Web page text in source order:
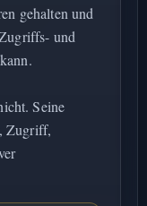
gehalten und
und
Seine
Zugriff,